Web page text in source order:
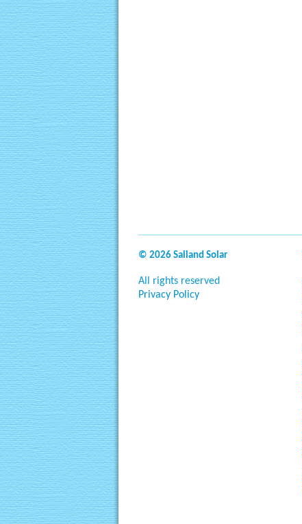
© 2026 Salland Solar
All rights reserved
Privacy Policy